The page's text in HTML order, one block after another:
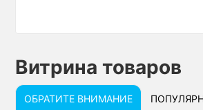
Витрина товаров
ОБРАТИТЕ ВНИМАНИЕ